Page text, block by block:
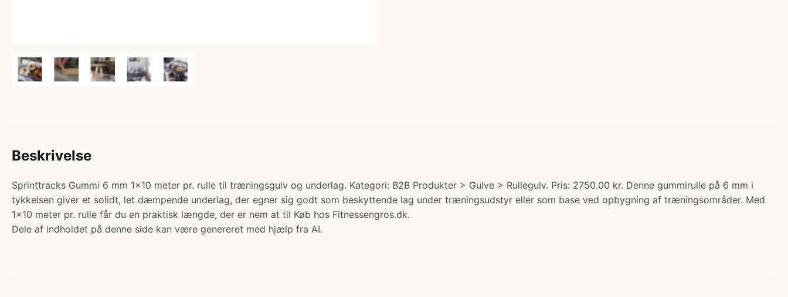
Beskrivelse
Sprinttracks Gummi 6 mm 1x10 meter pr. rulle til træningsgulv og underlag. Kategori: B2B Produkter > Gulve > Rullegulv. Pris: 2750.00 kr. Denne gummirulle på 6 mm i
tykkelsen giver et solidt, let dæmpende underlag, der egner sig godt som beskyttende lag under træningsudstyr eller som base ved opbygning af træningsområder. Med
1x10 meter pr. rulle får du en praktisk længde, der er nem at til Køb hos Fitnessengros.dk.
Dele af indholdet på denne side kan være genereret med hjælp fra AI.